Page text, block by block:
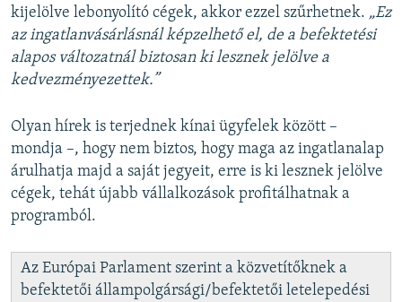
kijelölve lebonyolító cégek, akkor ezzel szűrhetnek. „Ez
az ingatlanvásárlásnál képzelhető el, de a befektetési
alapos változatnál biztosan ki lesznek jelölve a
kedvezményezettek.”
Olyan hírek is terjednek kínai ügyfelek között –
mondja –, hogy nem biztos, hogy maga az ingatlanalap
árulhatja majd a saját jegyeit, erre is ki lesznek jelölve
cégek, tehát újabb vállalkozások profitálhatnak a
programból.
Az Európai Parlament szerint a közvetítőknek a
befektetői állampolgársági/befektetői letelepedési